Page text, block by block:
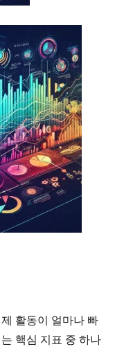
활동이 얼마나 빠
핵심 지표 중 하나